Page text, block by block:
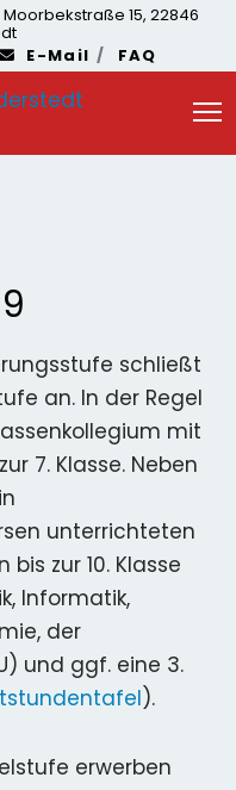
15, 22846
E-Mail FAQ
schließt
an. In der Regel
mit
7. Klasse. Neben
unterrichteten
zur 10. Klasse
Informatik,
der
und ggf. eine 3.
).
erwerben